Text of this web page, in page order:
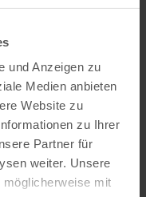
und Anzeigen zu
Medien anbieten
Website zu
zu Ihrer
Partner für
weiter. Unsere
mit